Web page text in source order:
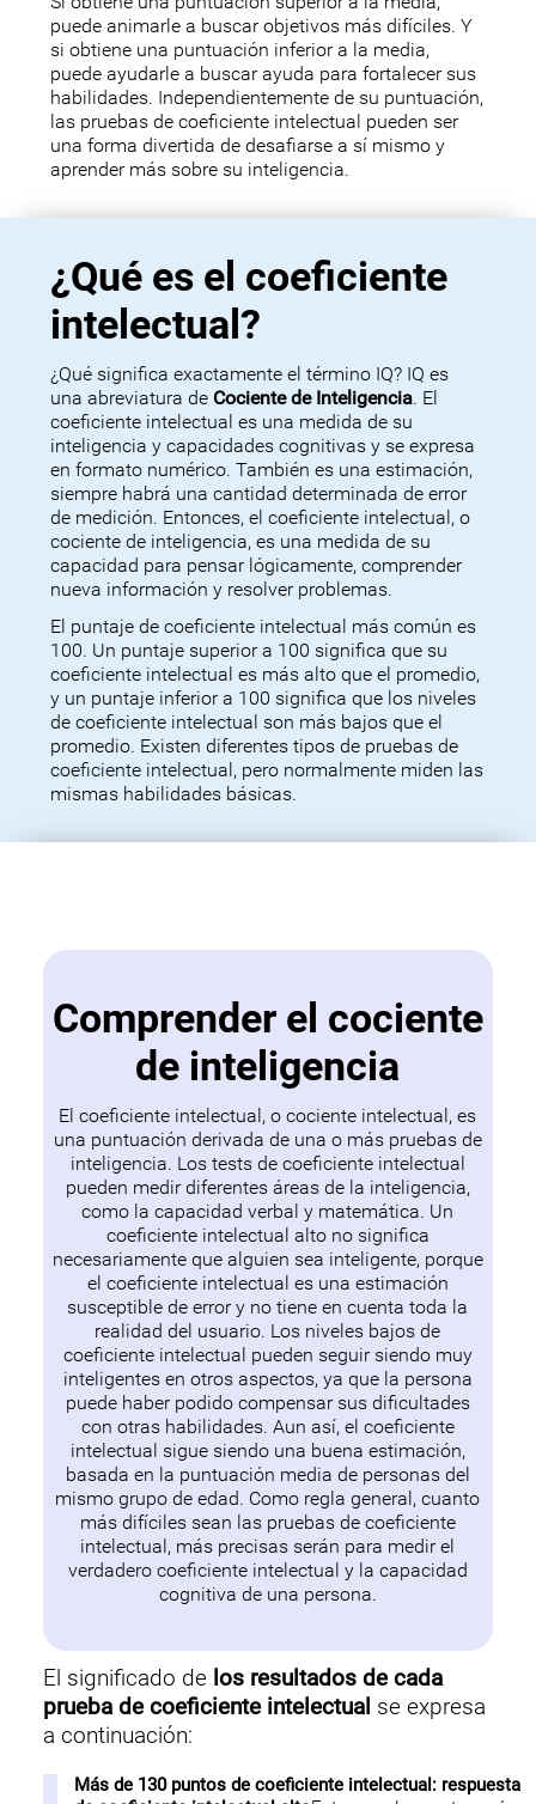
puede animarle a buscar objetivos más difíciles. Y
si obtiene una puntuación inferior a la media,
puede ayudarle a buscar ayuda para fortalecer sus
habilidades. Independientemente de su puntuación,
las pruebas de coeficiente intelectual pueden ser
una forma divertida de desafiarse a sí mismo y
aprender más sobre su inteligencia.
¿Qué es el coeficiente
intelectual?
¿Qué significa exactamente el término IQ? IQ es
una abreviatura de Cociente de Inteligencia. El
coeficiente intelectual es una medida de su
inteligencia y capacidades cognitivas y se expresa
en formato numérico. También es una estimación,
siempre habrá una cantidad determinada de error
de medición. Entonces, el coeficiente intelectual, o
cociente de inteligencia, es una medida de su
capacidad para pensar lógicamente, comprender
nueva información y resolver problemas.
El puntaje de coeficiente intelectual más común es
100. Un puntaje superior a 100 significa que su
coeficiente intelectual es más alto que el promedio,
y un puntaje inferior a 100 significa que los niveles
de coeficiente intelectual son más bajos que el
promedio. Existen diferentes tipos de pruebas de
coeficiente intelectual, pero normalmente miden las
mismas habilidades básicas.
Comprender el cociente
de inteligencia
El coeficiente intelectual, o cociente intelectual, es
una puntuación derivada de una o más pruebas de
inteligencia. Los tests de coeficiente intelectual
pueden medir diferentes áreas de la inteligencia,
como la capacidad verbal y matemática. Un
coeficiente intelectual alto no significa
necesariamente que alguien sea inteligente, porque
el coeficiente intelectual es una estimación
susceptible de error y no tiene en cuenta toda la
realidad del usuario. Los niveles bajos de
coeficiente intelectual pueden seguir siendo muy
inteligentes en otros aspectos, ya que la persona
puede haber podido compensar sus dificultades
con otras habilidades. Aun así, el coeficiente
intelectual sigue siendo una buena estimación,
basada en la puntuación media de personas del
mismo grupo de edad. Como regla general, cuanto
más difíciles sean las pruebas de coeficiente
intelectual, más precisas serán para medir el
verdadero coeficiente intelectual y la capacidad
cognitiva de una persona.
El significado de los resultados de cada
prueba de coeficiente intelectual se expresa
a continuación:
Más de 130 puntos de coeficiente intelectual: respuesta